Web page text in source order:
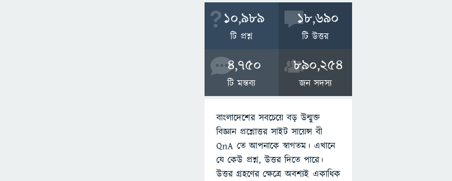
10,989
টি প্রশ্ন
18,690
টি উত্তর
4,750
টি মন্তব্য
890,254
জন সদস্য
বাংলাদেশের সবচেয়ে বড় উন্মুক্ত
বিজ্ঞান প্রশ্নোত্তর সাইট সায়েন্স বী
QnA তে আপনাকে স্বাগতম। এখানে
যে কেউ প্রশ্ন, উত্তর দিতে পারে।
উত্তর গ্রহণের ক্ষেত্রে অবশ্যই একাধিক